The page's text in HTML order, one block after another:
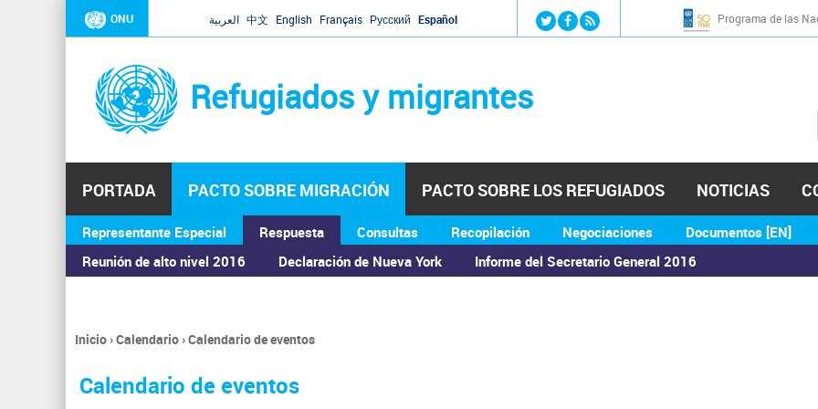
Jump to navigation
ONU العربية 中文 English Français Русский Español Programa de las
Refugiados y migrantes
PORTADA PACTO SOBRE MIGRACIÓN
Representante Especial
Respuesta
Reunión de alto nivel 2016
Declaración de Nueva York Informe del Secretario General 2016
Consultas Recopilación Negociaciones Documentos [EN]
PACTO SOBRE LOS REFUGIADOS NOTICIAS
ASAMBLEA GENERAL
Se
encuentra
usted
Inicio›Calendario›Calendario de eventos
Calendario de eventos